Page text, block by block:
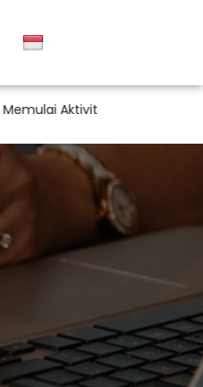
Aktivitas Industri di Indonesia